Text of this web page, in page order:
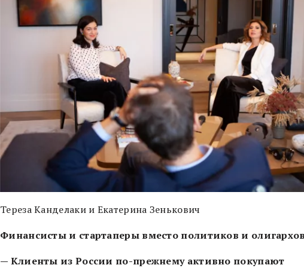
Тереза Канделаки и Екатерина Зенькович
Финансисты и стартаперы вместо политиков и
— Клиенты из России по-прежнему активно покупают